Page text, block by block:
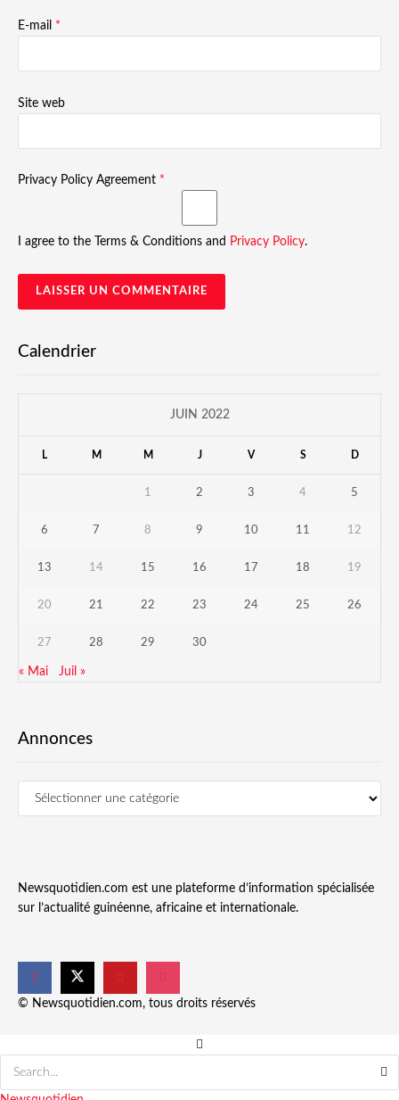
E-mail *
Site web
Privacy Policy Agreement *
I agree to the Terms & Conditions and Privacy Policy.
Calendrier
JUIN 2022
L M M J V S D
1 2 3 4 5
6 7 8 9 10 11 12
13 14 15 16 17 18 19
20 21 22 23 24 25 26
27 28 29 30
« Mai Juil »
Annonces
Newsquotidien.com est une plateforme d’information spécialisée
sur l’actualité guinéenne, africaine et internationale.
© Newsquotidien.com, tous droits réservés